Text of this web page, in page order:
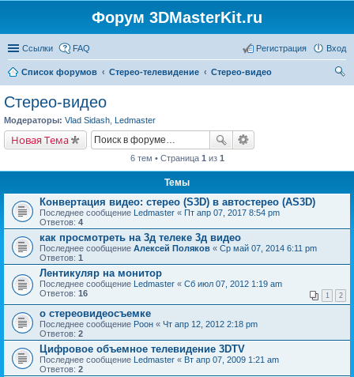
Форум 3DMasterKit.ru
Ссылки FAQ Вход
Регистрация
Список форумов Стерео-телевидение
Стерео-видео
Стерео-видео
Модераторы: Vlad Sidash Ledmaster
Новая Тема
6 тем • Страница 1 из 1
Темы
Конвертация видео: стерео (S3D) в автостерео (AS3D)
Последнее сообщение Ledmaster « Пт апр 07, 2017 8:54 pm
Ответов: 4
как просмотреть на 3д телеке 3д видео
Последнее сообщение Алексей Поляков « Ср май 07, 2014 6:11 pm
Ответов: 1
Лентикуляр на монитор
Последнее сообщение Ledmaster « Сб июл 07, 2012 1:19 am
Ответов: 16 1 2
о стереовидеосъемке
Последнее сообщение Pоон « Чт апр 12, 2012 2:18 pm
Ответов: 2
Цифровое объемное телевидение 3DTV
Последнее сообщение Ledmaster « Вт апр 07, 2009 1:21 am
Ответов: 2